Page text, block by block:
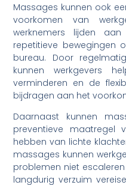
Massages kunnen ook
voorkomen van
werknemers lijden
repetitieve bewegingen
bureau. Door
kunnen werkgevers
verminderen en de
bijdragen aan het
Daarnaast kunnen
preventieve maatregel
hebben van lichte
massages kunnen
problemen niet
langdurig verzuim